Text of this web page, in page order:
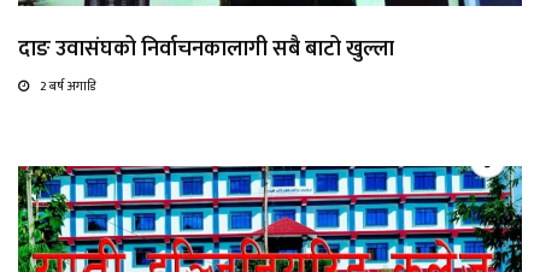
दाङ उवासंघको निर्वाचनकालागी सबै बाटो खुल्ला
2 बर्ष अगाडि